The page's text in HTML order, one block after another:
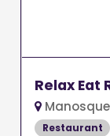
Relax Eat
Restaurant